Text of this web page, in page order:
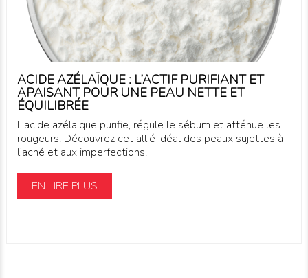
ACIDE AZÉLAÏQUE : L’ACTIF PURIFIANT ET
APAISANT POUR UNE PEAU NETTE ET
ÉQUILIBRÉE
L’acide azélaïque purifie, régule le sébum et atténue les
rougeurs. Découvrez cet allié idéal des peaux sujettes à
l’acné et aux imperfections.
EN LIRE PLUS